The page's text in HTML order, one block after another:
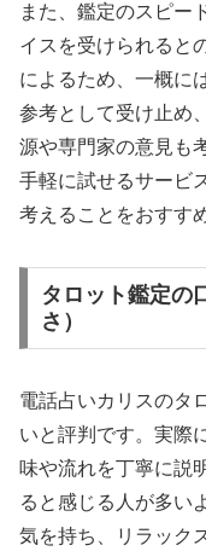
また、鑑定のスピー
イスを受けられると
によるため、一概に
参考として受け止め
源や専門家の意見も
手軽に試せるサービ
考えることをおすす
タロット鑑定の
さ）
電話占いカリスのタ
いと評判です。実際
味や流れを丁寧に説
ると感じる人が多い
気を持ち、リラック